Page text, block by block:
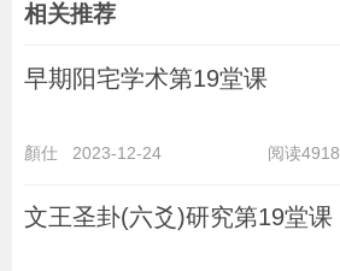
相关推荐
早期阳宅学术第19堂课
顏仕 2023-12-24 阅读4918
文王圣卦(六爻)研究第19堂课